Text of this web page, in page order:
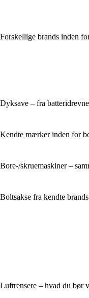
Forskellige brands inden
Dyksave – fra
Kendte mærker inden for
Bore-/skruemaskiner –
Boltsakse fra kendte
Luftrensere – hvad du bør